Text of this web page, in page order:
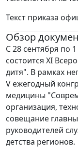
Текст приказа
Обзор
С 28 сентября по
состоится XI
дитя". В рамках
V ежегодный
медицины
организация,
совещание
руководителей
детства регионов.